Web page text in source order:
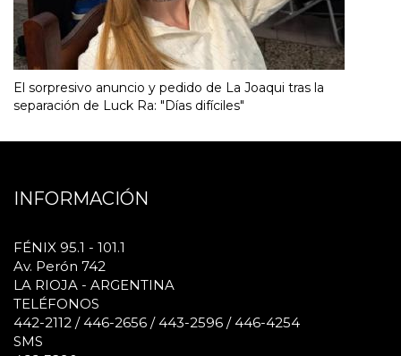
El sorpresivo anuncio y pedido de La Joaqui tras la
separación de Luck Ra: "Días difíciles"
INFORMACIÓN
FÉNIX 95.1 - 101.1
Av. Perón 742
LA RIOJA - ARGENTINA
TELÉFONOS
442-2112 / 446-2656 / 443-2596 / 446-4254
SMS